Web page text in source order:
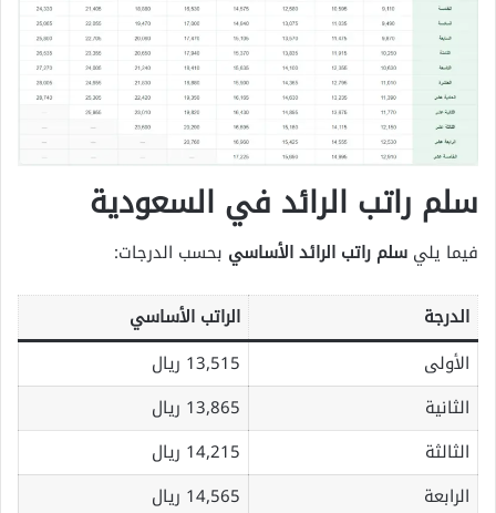
سلم راتب الرائد في السعودية
فيما يلي سلم راتب الرائد الأساسي بحسب الدرجات:
الدرجة
الراتب الأساسي
الأولى
13,515 ريال
الثانية
13,865 ريال
الثالثة
14,215 ريال
الرابعة
14,565 ريال